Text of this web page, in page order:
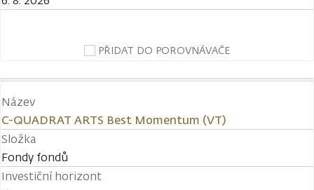
PŘIDAT DO POROVNÁVAČE
Název
C-QUADRAT ARTS Best Momentum (VT)
Složka
Fondy fondů
Investiční horizont